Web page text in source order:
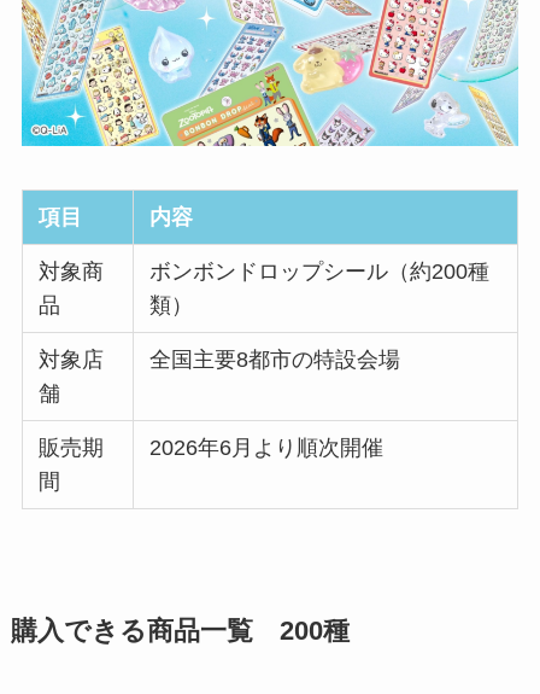
項目 内容
対象商
品
ボンボンドロップシール（約200種
類）
対象店
舗
全国主要8都市の特設会場
販売期
間
2026年6月より順次開催
購入できる商品一覧 200種